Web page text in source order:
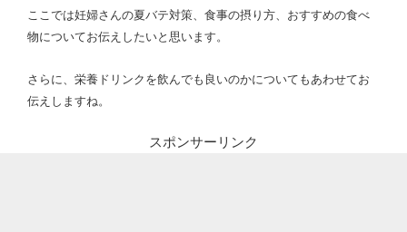
ここでは妊婦さんの夏バテ対策、食事の摂り方、おすすめの食べ
物についてお伝えしたいと思います。
さらに、栄養ドリンクを飲んでも良いのかについてもあわせてお
伝えしますね。
スポンサーリンク